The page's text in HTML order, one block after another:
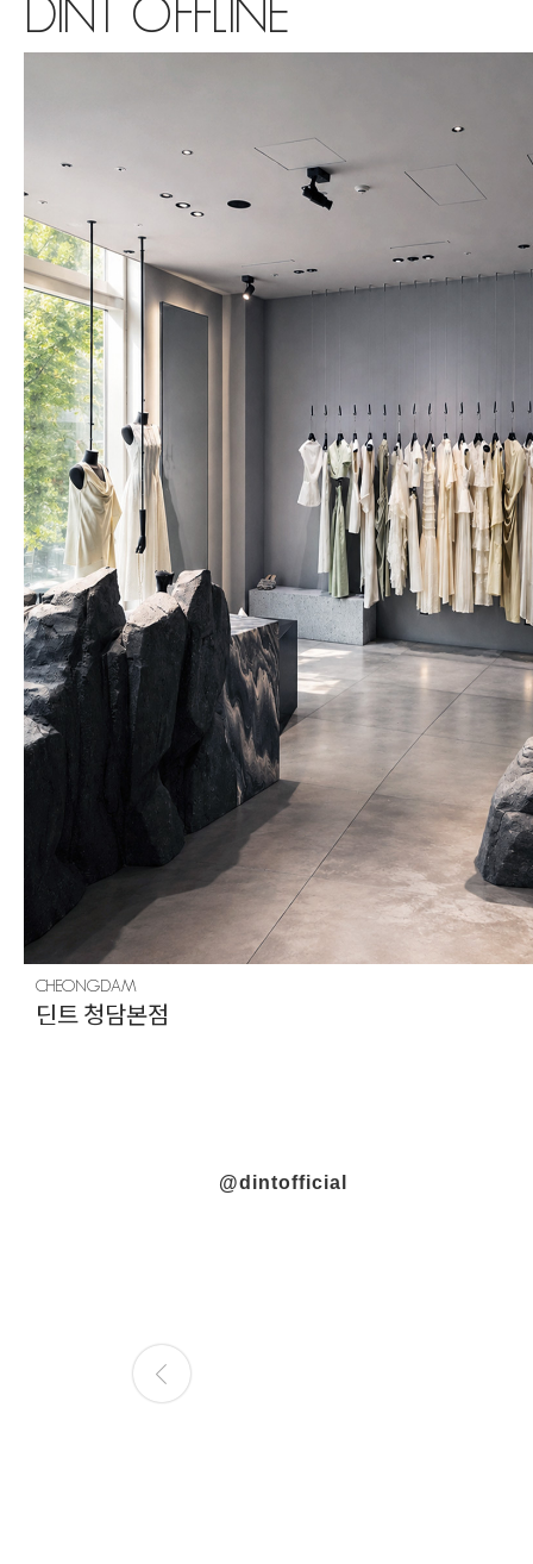
DINT OFFLINE
CHEONGDAM
딘트 청담본점